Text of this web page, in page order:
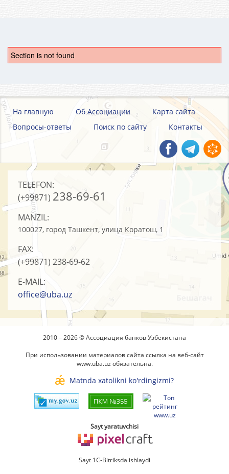
Section is not found
На главную Об Ассоциации
Карта сайта
Вопросы-ответы
Поиск по сайту Контакты
TELEFON:
(+99871) 238-69-61
MANZIL:
100027, город Ташкент, улица Коратош, 1
FAX:
(+99871) 238-69-62
E-MAIL:
office@uba.uz
2010 – 2026 © Ассоциация банков Узбекистана
При использовании материалов сайта ссылка на веб-сайт
www.uba.uz обязательна.
Matnda xatolikni ko'rdingizmi?
Sayt yaratuvchisi
Sayt 1C-Bitriksda ishlaydi